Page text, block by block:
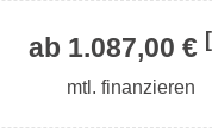
ab 1.087,00 €
mtl. finanzieren